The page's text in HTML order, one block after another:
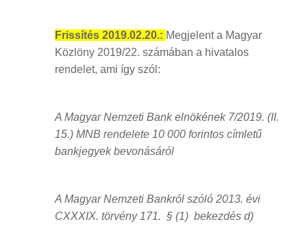
Frissítés 2019.02.20.: Megjelent a Magyar
Közlöny 2019/22. számában a hivatalos
rendelet, ami így szól:
A Magyar Nemzeti Bank elnökének 7/2019. (II.
15.) MNB rendelete 10 000 forintos címletű
bankjegyek bevonásáról
A Magyar Nemzeti Bankról szóló 2013. évi
CXXXIX. törvény 171. § (1) bekezdés d)